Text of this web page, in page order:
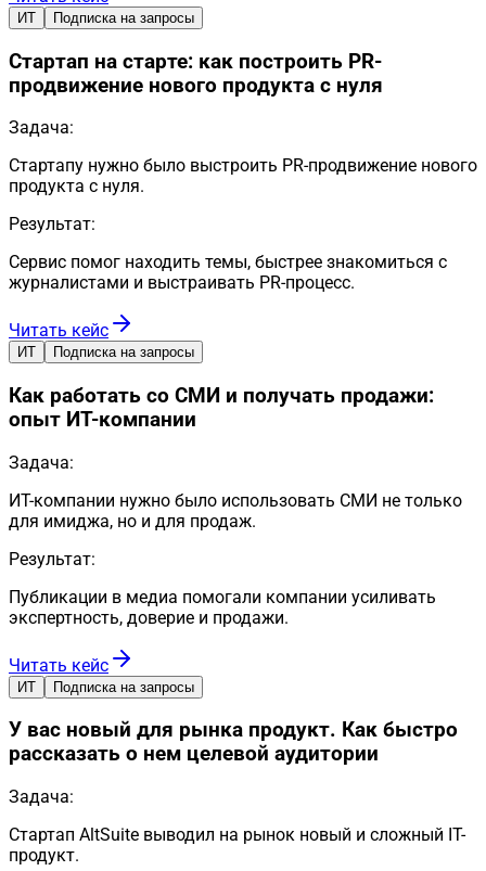
ИТ Подписка на запросы
Стартап на старте: как построить PR-
продвижение нового продукта с нуля
Задача:
Стартапу нужно было выстроить PR-продвижение нового
продукта с нуля.
Результат:
Сервис помог находить темы, быстрее знакомиться с
журналистами и выстраивать PR-процесс.
Читать кейс
ИТ Подписка на запросы
Как работать со СМИ и получать продажи:
опыт ИТ-компании
Задача:
ИТ-компании нужно было использовать СМИ не только
для имиджа, но и для продаж.
Результат:
Публикации в медиа помогали компании усиливать
экспертность, доверие и продажи.
Читать кейс
ИТ Подписка на запросы
У вас новый для рынка продукт. Как быстро
рассказать о нем целевой аудитории
Задача:
Стартап AltSuite выводил на рынок новый и сложный IT-
продукт.